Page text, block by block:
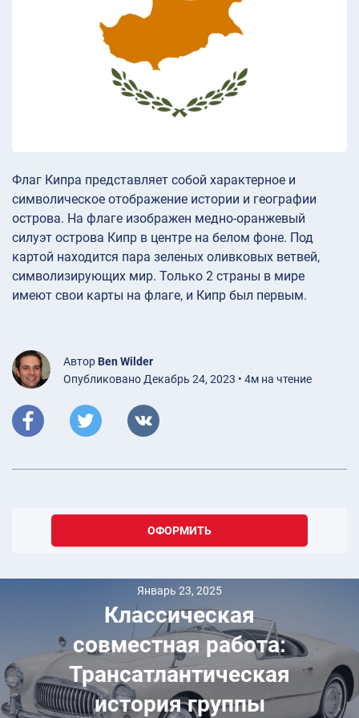
Флаг Кипра представляет собой характерное и
символическое отображение истории и географии
острова. На флаге изображен медно-оранжевый
силуэт острова Кипр в центре на белом фоне. Под
картой находится пара зеленых оливковых ветвей,
символизирующих мир. Только 2 страны в мире
имеют свои карты на флаге, и Кипр был первым.
Автор Ben Wilder
Опубликовано Декабрь 24, 2023 • 4м на чтение
ОФОРМИТЬ
Январь 23, 2025
Классическая
совместная работа:
Трансатлантическая
история группы